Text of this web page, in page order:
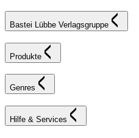
Bastei Lübbe Verlagsgruppe
Produkte
Genres
Hilfe & Services